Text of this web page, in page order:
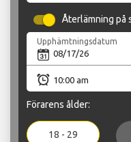
Återlämning på
Upphämtningsdatum
Förarens ålder:
18 - 29